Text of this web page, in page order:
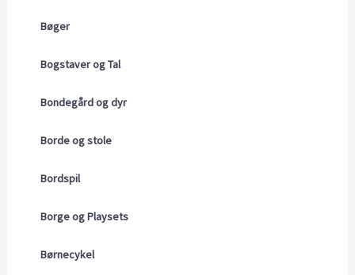
Bøger
Bogstaver og Tal
Bondegård og dyr
Borde og stole
Bordspil
Borge og Playsets
Børnecykel